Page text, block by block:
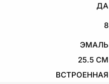
ДА
8
ЭМАЛЬ
25.5 СМ
ВСТРОЕННАЯ